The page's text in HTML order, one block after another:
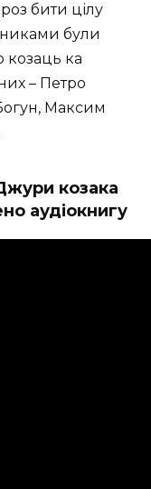
бити цілу
були
козаць­ ка
– Петро
Максим
козака
аудіокнигу